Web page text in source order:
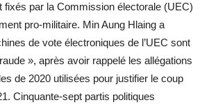
fixés par la Commission électorale (UEC)
pro-militaire. Min Aung Hlaing a
de vote électroniques de l’UEC sont
», après avoir rappelé les allégations
de 2020 utilisées pour justifier le coup
Cinquante-sept partis politiques